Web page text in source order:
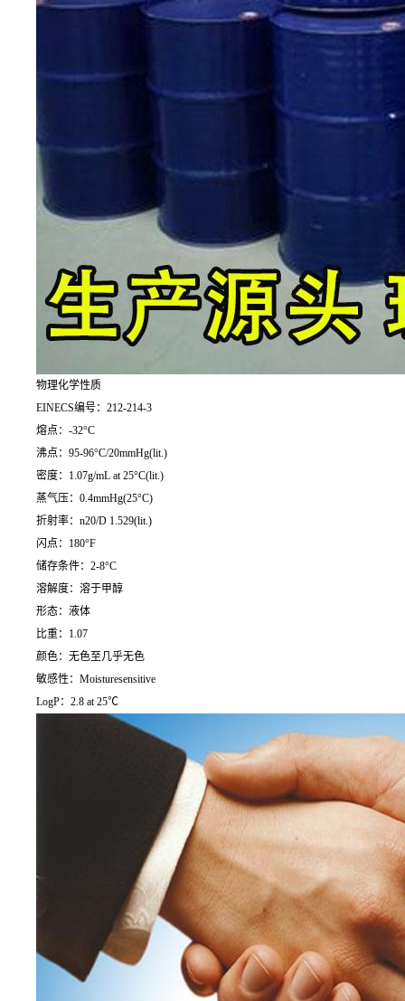
物理化学性质
EINECS编号：212-214-3
熔点：-32°C
沸点：95-96°C/20mmHg(lit.)
密度：1.07g/mL at 25°C(lit.)
蒸气压：0.4mmHg(25°C)
折射率：n20/D 1.529(lit.)
闪点：180°F
储存条件：2-8°C
溶解度：溶于甲醇
形态：液体
比重：1.07
颜色：无色至几乎无色
敏感性：Moisturesensitive
LogP：2.8 at 25℃